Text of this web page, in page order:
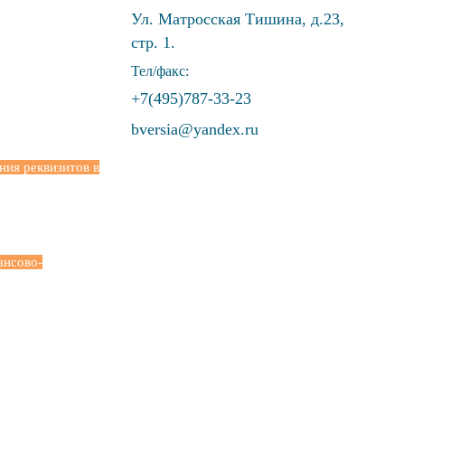
реквизитов в
Ул. Матросская Тишина, д.23,
стр. 1.
Тел/факс:
+7(495)787-33-23
bversia@yandex.ru